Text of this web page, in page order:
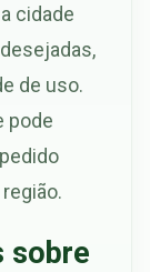
cidade
de uso.
pode
sobre